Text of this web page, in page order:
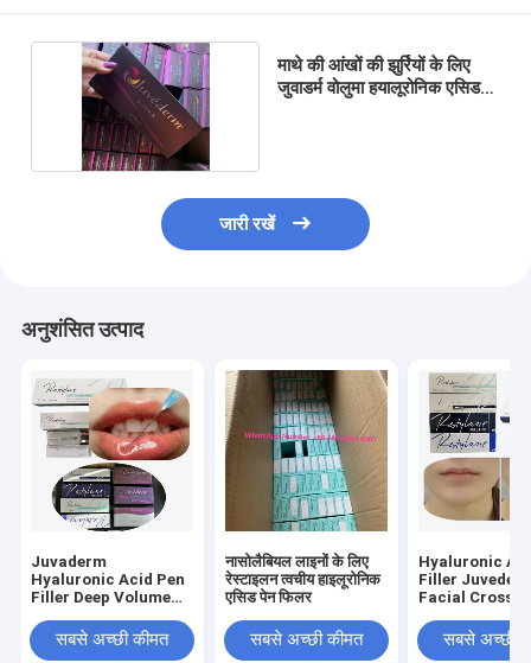
माथे की आंखों की झुर्रियों के लिए
जुवाडर्म वोलुमा हयालूरोनिक एसिड
जारी रखें
अनुशंसित उत्पाद
Juvaderm
Hyaluronic Acid Pen
Filler Deep Volume
Injectable जुवाडेर्म
हाइलूरोनिक एसिड पेन भराव
सबसे अच्छी कीमत
नासोलैबियल लाइनों के लिए
रेस्टाइलन त्वचीय हाइलूरोनिक
एसिड पेन फिलर
सबसे अच्छी कीमत
Hyaluronic
Filler
Facial Cross
सबसे अच्छी